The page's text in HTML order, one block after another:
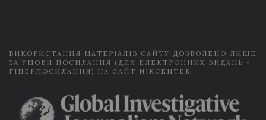
ВИКОРИСТАННЯ МАТЕРІАЛІВ САЙТУ ДОЗВОЛЕНО ЛИШЕ
ЗА УМОВИ ПОСИЛАННЯ (ДЛЯ ЕЛЕКТРОННИХ ВИДАНЬ -
ГІПЕРПОСИЛАННЯ) НА САЙТ NIKCENTER.